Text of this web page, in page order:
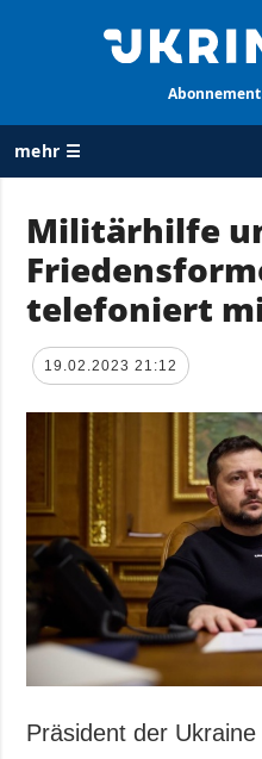
Abonnement
mehr ☰
ALLE
RUBRIKEN
Krieg
Wiederaufbau
Politik
Wirtschaft
Militär
Gesellschaft und
Kultur
Sport
Kriminalität
Notstand und
Militärhilfe
telefoniert
19.02.2023 21:12
Präsident der